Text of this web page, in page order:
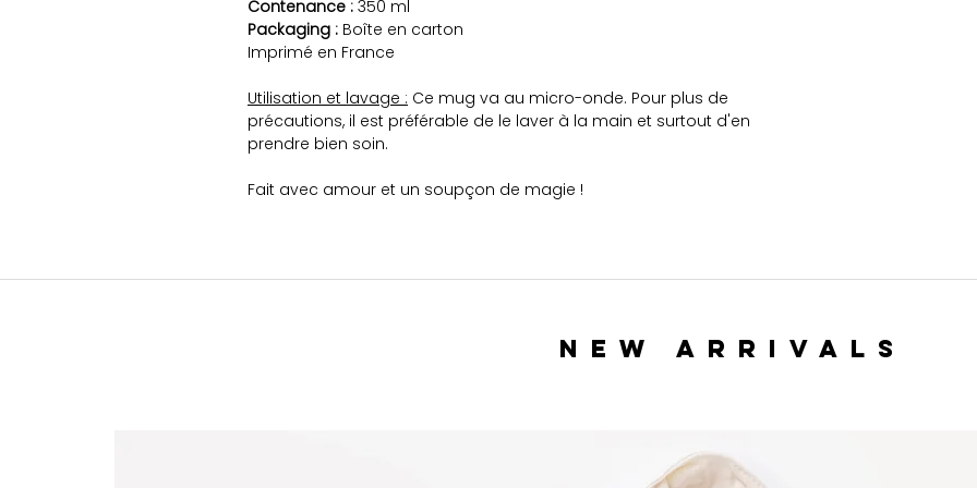
Contenance : 350 ml
Packaging : Boîte en carton
Imprimé en France
Utilisation et lavage : Ce mug va au micro-onde. Pour plus de
précautions, il est préférable de le laver à la main et surtout d'en
prendre bien soin.
Fait avec amour et un soupçon de magie !
NEW ARRIVALS